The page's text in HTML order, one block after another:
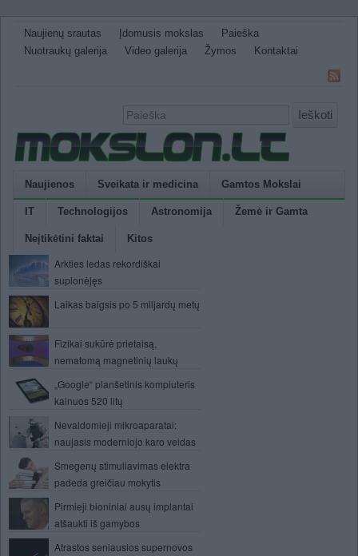
Naujienų srautas Įdomusis mokslas
Paieška
Nuotraukų galerija
Video galerija Žymos Kontaktai
Ieškoti
Naujienos Sveikata ir medicina Gamtos Mokslai
IT Technologijos Astronomija Žemė ir Gamta
Neįtikėtini faktai Kitos
Arkties ledas rekordiškai
suplonėjęs
Laikas baigsis po 5 miljardų metų
Fizikai sukūrė prietaisą,
nematomą magnetinių laukų
„Google“ planšetinis kompiuteris
kainuos 520 litų
Nevaldomieji mikroaparatai:
naujasis moderniojo karo veidas
Smegenų stimuliavimas elektra
padeda greičiau mokytis
Pirmieji bioniniai ausų implantai
atšaukti iš gamybos
Atrastos seniausios supernovos